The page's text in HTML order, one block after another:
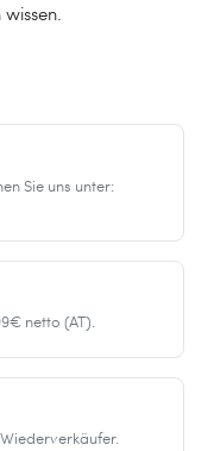
Sie uns unter:
netto (AT).